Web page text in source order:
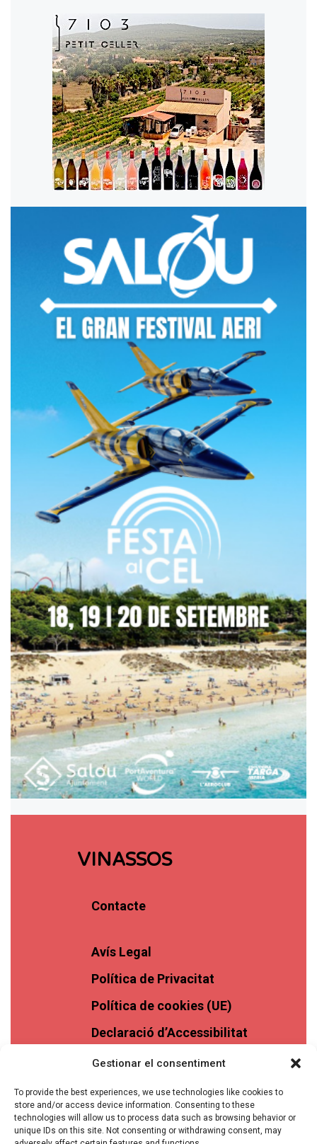
Gestionar el consentiment
To provide the best experiences, we use technologies like cookies to
store and/or access device information. Consenting to these
technologies will allow us to process data such as browsing behavior or
unique IDs on this site. Not consenting or withdrawing consent, may
VINASSOS
Contacte
Avís Legal
Política de Privacitat
Política de cookies (UE)
Declaració d’Accessibilitat